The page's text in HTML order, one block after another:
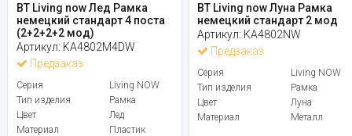
BT Living now Лед Рамка
немецкий стандарт 4 поста
(2+2+2+2 мод)
Артикул: KA4802M4DW
Предзаказ
Серия
Living NOW
Тип изделия
Рамка
Цвет
Лед
Материал
Пластик
BT Living now Луна Рамка
немецкий стандарт 2 мод
Артикул: KA4802NW
Предзаказ
Серия
Living NOW
Тип изделия
Рамка
Цвет
Луна
Материал
Металл